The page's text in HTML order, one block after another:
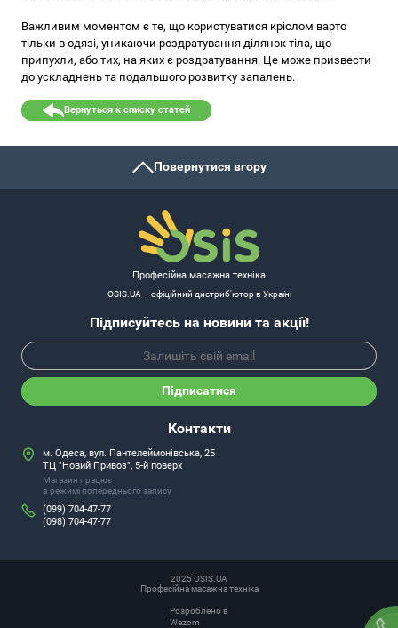
Важливим моментом є те, що користуватися кріслом варто
тільки в одязі, уникаючи роздратування ділянок тіла, що
припухли, або тих, на яких є роздратування. Це може призвести
до ускладнень та подальшого розвитку запалень.
Вернуться к списку статей
Повернутися вгору
Професійна масажна техніка
OSIS.UA – офіційний дистриб'ютор в Україні
Підписуйтесь на новини та акції!
Підписатися
Контакти
м. Одеса, вул. Пантелеймонівська, 25
ТЦ "Новий Привоз", 5-й поверх
Магазин працює
в режимі попереднього запису
(099) 704-47-77
(098) 704-47-77
2025 OSIS.UA
Професійна масажна техніка
Розроблено в
Wezom